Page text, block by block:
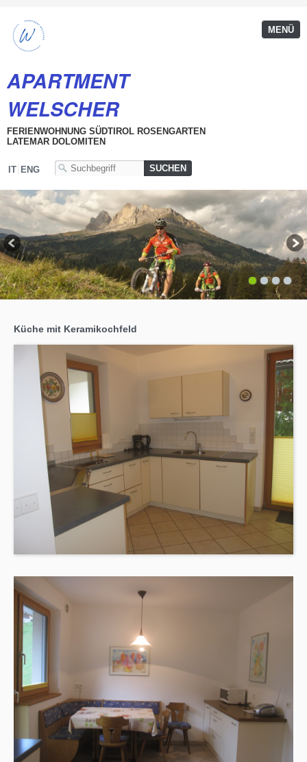
MENÜ
APARTMENT
WELSCHER
FERIENWOHNUNG SÜDTIROL ROSENGARTEN
LATEMAR DOLOMITEN
IT ENG
1 2 3 4
Küche mit Keramikochfeld